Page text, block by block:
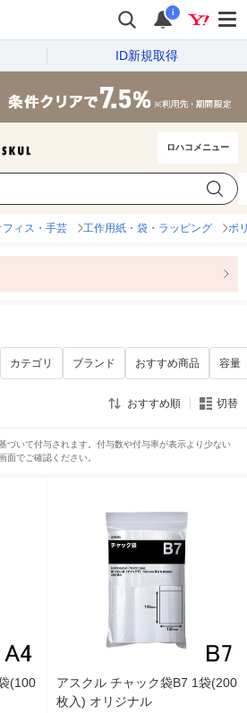
i
ID新規取得
ロハコメニュー
容量
ィス・手芸 工作用紙・袋・ラッピング ポ
カテゴリ ブランド おすすめ商品 容量
おすすめ順 切替
づいて付与されます。付与数や付与率が表示より少ない
面でご確認ください。
(100
アスクル チャック袋B7 1袋(200
枚入) オリジナル